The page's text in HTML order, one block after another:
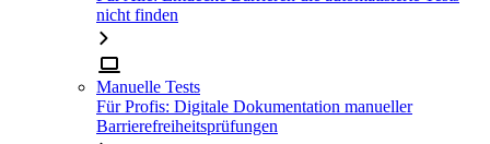
nicht finden
Manuelle Tests
Für Profis: Digitale Dokumentation manueller
Barrierefreiheitsprüfungen